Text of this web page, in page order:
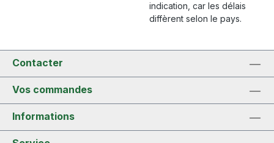
indication, car les délais
diffèrent selon le pays.
Contacter
Vos commandes
Informations